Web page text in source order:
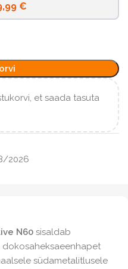
€
et saada tasuta
2026
N60 sisaldab
dokosaheksaeenhapet
südametalitlusele